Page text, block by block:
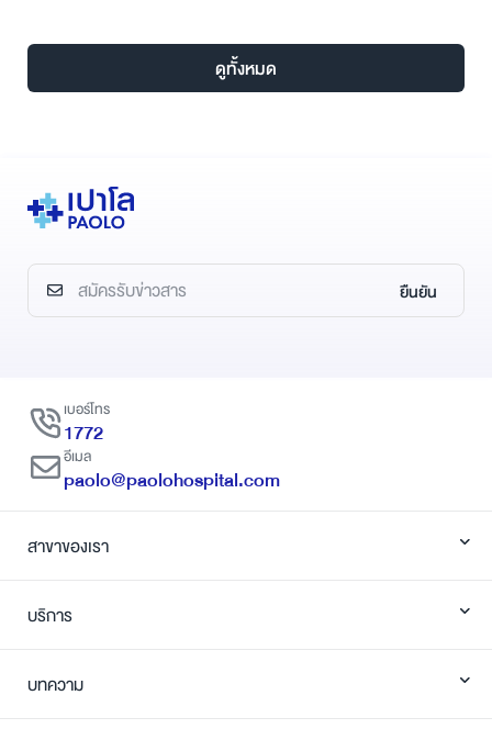
ปวดท้องเรื้อรัง และเป็นที่มาของ
เล็กลง เข้าถึงรอยโรคที่เป็นปัญหา
ได้อย่างตรงจุดโดยแพทย์ไม่ต้อง
ดูทั้งหมด
ยืนยัน
เบอร์โทร
1772
อีเมล
paolo@paolohospital.com
สาขาของเรา
บริการ
บทความ